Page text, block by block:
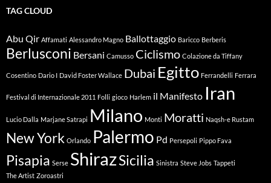
TAG CLOUD
Abu Qir Affamati Alessandro Magno Ballottaggio Baricco Berberis
Berlusconi Bersani Camusso Ciclismo Colazione da Tiffany
Cosentino Dario I David Foster Wallace Dubai Egitto Ferrandelli Ferrara
Festival di Internazionale 2011 Folli gioco Harlem il Manifesto Iran
Lucio Dalla Marjane Satrapi Milano Monti Moratti Naqsh-e Rustam
New York Orlando Palermo Pd Persepoli Pippo Fava
Pisapia Serse ShirazSicilia Sinistra Steve Jobs Tappeti
The Artist Zoroastri